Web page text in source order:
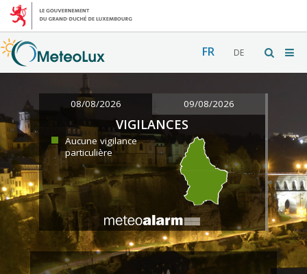
FR DE
08/08/2026 09/08/2026
VIGILANCES
Aucune vigilance
particulière